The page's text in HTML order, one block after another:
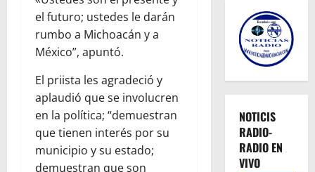
el futuro; ustedes le darán
rumbo a Michoacán y a
México”, apuntó.
El priista les agradeció y
aplaudió que se involucren
en la política; “demuestran
que tienen interés por su
municipio y su estado;
demuestran que son
NOTICIS
RADIO-
RADIO EN
VIVO